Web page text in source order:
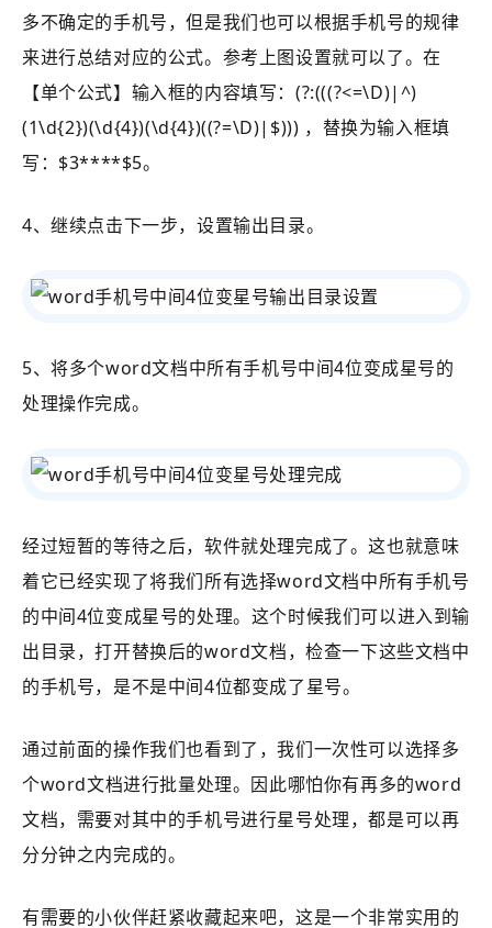
多不确定的手机号，但是我们也可以根据手机号的规律
来进行总结对应的公式。参考上图设置就可以了。在
【单个公式】输入框的内容填写：(?:(((?<=\D)|^)
(1\d{2})(\d{4})(\d{4})((?=\D)|$))) ，替换为输入框填
写：$3****$5。
4、继续点击下一步，设置输出目录。
5、将多个word文档中所有手机号中间4位变成星号的
处理操作完成。
经过短暂的等待之后，软件就处理完成了。这也就意味
着它已经实现了将我们所有选择word文档中所有手机号
的中间4位变成星号的处理。这个时候我们可以进入到输
出目录，打开替换后的word文档，检查一下这些文档中
的手机号，是不是中间4位都变成了星号。
通过前面的操作我们也看到了，我们一次性可以选择多
个word文档进行批量处理。因此哪怕你有再多的word
文档，需要对其中的手机号进行星号处理，都是可以再
分分钟之内完成的。
有需要的小伙伴赶紧收藏起来吧，这是一个非常实用的